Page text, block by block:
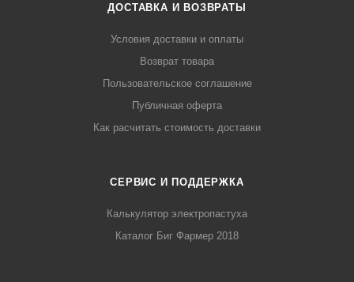
ДОСТАВКА И ВОЗВРАТЫ
Условия доставки и оплаты
Возврат товара
Пользовательское соглашение
Публичная оферта
Как расчитать стоимость доставки
СЕРВИС И ПОДДЕРЖКА
Калькулятор электропастуха
Каталог Биг Фармер 2018